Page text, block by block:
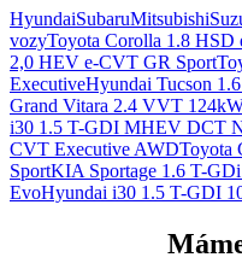
HyundaiSubaruMitsubishi
vozyToyota Corolla 1.8
2,0 HEV e-CVT GR Sport
ExecutiveHyundai Tucson
Grand Vitara 2.4 VVT
i30 1.5 T-GDI MHEV DCT
CVT Executive AWDToyota
SportKIA Sportage 1.6 T-
EvoHyundai i30 1.5 T-GDI